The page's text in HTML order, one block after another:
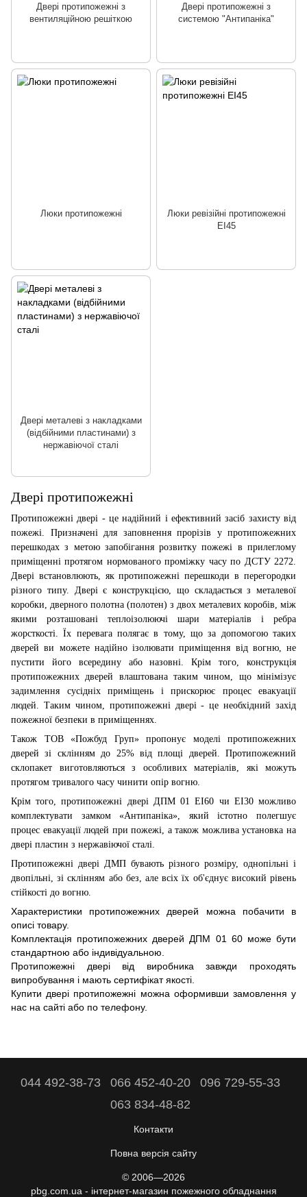
Двері протипожежні
Протипожежні двері - це надійний і ефективний засіб захисту від
пожежі. Призначені для заповнення прорізів у протипожежних
перешкодах з метою запобігання розвитку пожежі в прилеглому
приміщенні протягом нормованого проміжку часу по ДСТУ 2272.
Двері встановлюють, як протипожежні перешкоди в перегородки
різного типу. Двері є конструкцією, що складається з металевої
коробки, дверного полотна (полотен) з двох металевих коробів, між
якими розташовані теплоізолюючі шари матеріалів і ребра
жорсткості. Їх перевага полягає в тому, що за допомогою таких
дверей ви можете надійно ізолювати приміщення від вогню, не
пустити його всередину або назовні. Крім того, конструкція
протипожежних дверей влаштована таким чином, що мінімізує
задимлення сусідніх приміщень і прискорює процес евакуації
людей. Таким чином, протипожежні двері - це необхідний захід
пожежної безпеки в приміщеннях.
Також ТОВ «Пожбуд Груп» пропонує моделі протипожежних
дверей зі склінням до 25% від площі дверей. Протипожежний
склопакет виготовляються з особливих матеріалів, які можуть
протягом тривалого часу чинити опір вогню.
Крім того, протипожежні двері ДПМ 01 EI60 чи ЕІ30можливо
комплектувати замком «Антипаніка», який істотно полегшує
процес евакуації людей при пожежі, а також можлива установка на
двері пластин з нержавіючої сталі.
Протипожежні двері ДМП бувають різного розміру, однопільні і
двопільні, зі склінням або без, але всіх їх об'єднує високий рівень
стійкості до вогню.
Характеристики протипожежних дверей можна побачити в
описі товару.
Комплектація протипожежних дверей ДПМ 01 60 може бути
стандартною або індивідуальною.
Протипожежні двері від виробника завжди проходять
випробування і мають сертифікат якості.
Купити двері протипожежні можна оформивши замовлення у
нас на сайті або по телефону.
Двері протипожежні з
вентиляційною решіткою
Двері протипожежні з
системою "Антипаніка"
Люки протипожежні
Люки ревізійні протипожежні
EI45
Двері металеві з накладками
(відбійними пластинами) з
нержавіючої сталі
044 492-38-73 066 452-40-20
096 729-55-33
063 834-48-82
Контакти
Повна версія сайту
© 2006—2026
pbg.com.ua - інтернет-магазин пожежного обладнання